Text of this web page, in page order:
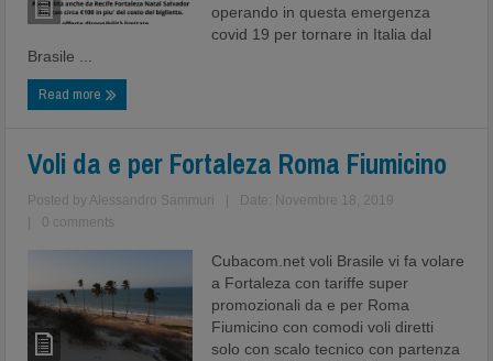
operando in questa emergenza
covid 19 per tornare in Italia dal
Brasile ...
Read more
Voli da e per Fortaleza Roma Fiumicino
Posted by Alessandro Sammuri
Date: Novembre 18, 2019
0 comments
Cubacom.net voli Brasile vi fa volare
a Fortaleza con tariffe super
promozionali da e per Roma
Fiumicino con comodi voli diretti
solo con scalo tecnico con partenza